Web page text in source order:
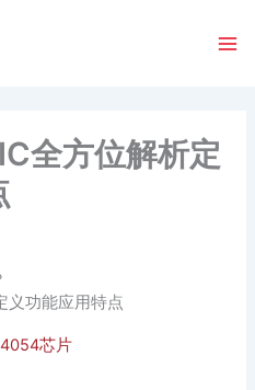
全方位解析定
义功能应用特点
4054芯片